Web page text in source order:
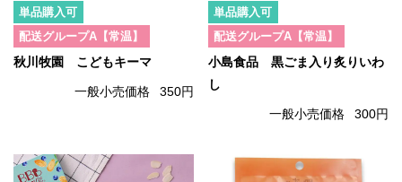
単品購入可
配送グループA【常温】
秋川牧園 こどもキーマ
一般小売価格 350円
単品購入可
配送グループA【常温】
小島食品 黒ごま入り炙りいわ
し
一般小売価格 300円